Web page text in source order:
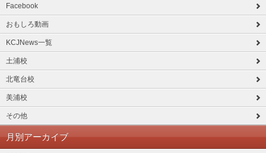
Facebook
おもしろ動画
KCJNews一覧
土浦校
北竜台校
美浦校
その他
月別アーカイブ